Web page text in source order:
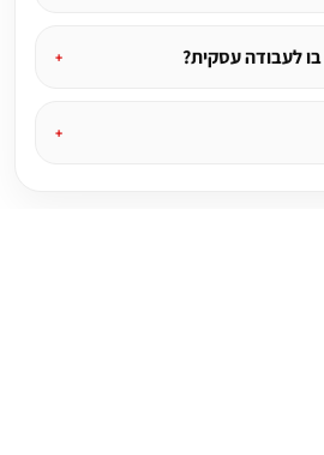
לעבודה עסקית?